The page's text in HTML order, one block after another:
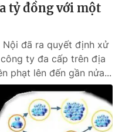
tỷ đồng với một
Nội đã ra quyết định xử
ty đa cấp trên địa
phạt lên đến gần nửa...